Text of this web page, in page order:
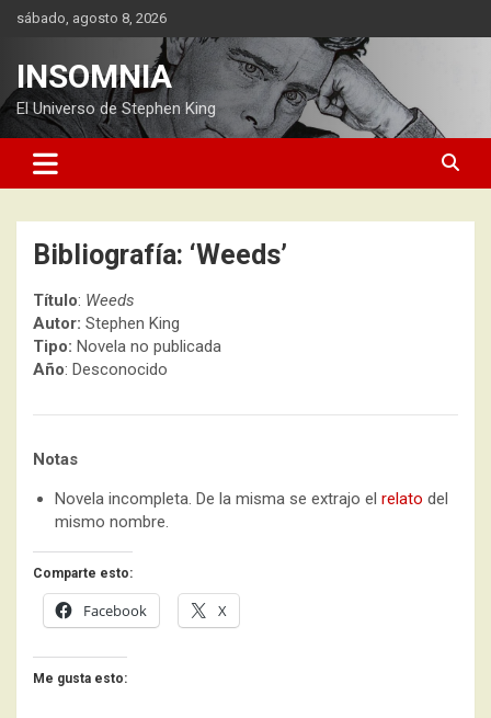
Saltarsábado, agosto 8, 2026
INSOMNIA
El Universo de Stephen King
Bibliografía: ‘Weeds’
Título: Weeds
Autor: Stephen King
Tipo: Novela no publicada
Año: Desconocido
Notas
Novela incompleta. De la misma se extrajo el relato del
mismo nombre.
Comparte esto:
Facebook X
Me gusta esto: